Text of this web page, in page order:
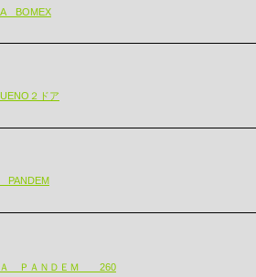
BOMEX
２ドア
Ａ ＰＡＮＤＥＭ 260